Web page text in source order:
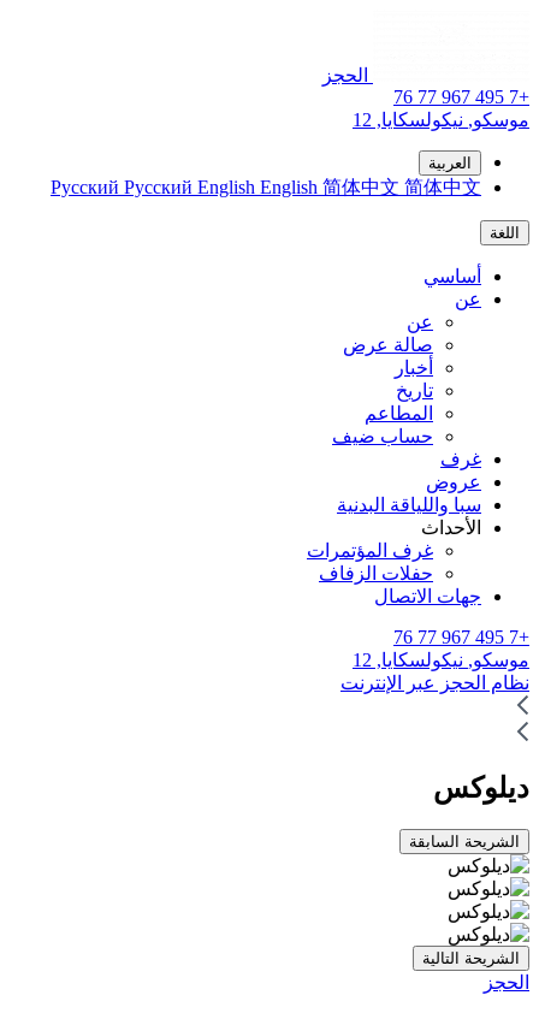
الحجز
+7 495 967 77 76
موسكو, نيكولسكايا, 12
العربية
Русский Русский English English 简体中文 简体中文
اللغة
أساسي
عن
عن
صالة عرض
أخبار
تاريخ
المطاعم
حساب ضيف
غرف
عروض
سبا واللياقة البدنية
الأحداث
غرف المؤتمرات
حفلات الزفاف
جهات الاتصال
+7 495 967 77 76
موسكو, نيكولسكايا, 12
نظام الحجز عبر الإنترنت
ديلوكس
الشريحة السابقة
الشريحة التالية
الحجز